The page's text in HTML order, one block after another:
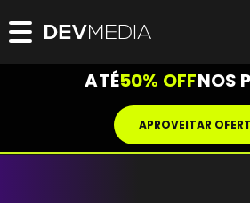
ATÉ50% OFFNOS
APROVEITAR